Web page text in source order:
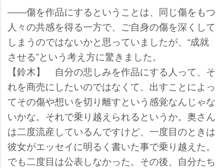
――傷を作品にするということは、同じ傷をもつ
人々の共感を得る一方で、ご自身の傷を深くして
しまうのではないかと思っていましたが、“成就
させる”という考え方に驚きました。
【鈴木】 自分の悲しみを作品にする人って、そ
れを商売にしたいのではなくて、出すことによっ
てその傷や想いを切り離すという感覚なんじゃな
いかな。それで乗り越えられるというか。奥さん
は二度流産しているんですけど、一度目のときは
彼女がエッセイに明るく書いた事で乗り越えた。
でも二度目は公表しなかった。その後、自分たち